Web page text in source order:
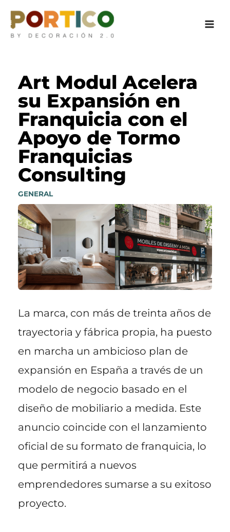
contenido
Art Modul Acelera
su Expansión en
Franquicia con el
Apoyo de Tormo
Franquicias
Consulting
GENERAL
La marca, con más de treinta años de
trayectoria y fábrica propia, ha puesto
en marcha un ambicioso plan de
expansión en España a través de un
modelo de negocio basado en el
diseño de mobiliario a medida. Este
anuncio coincide con el lanzamiento
oficial de su formato de franquicia, lo
que permitirá a nuevos
emprendedores sumarse a su exitoso
proyecto.